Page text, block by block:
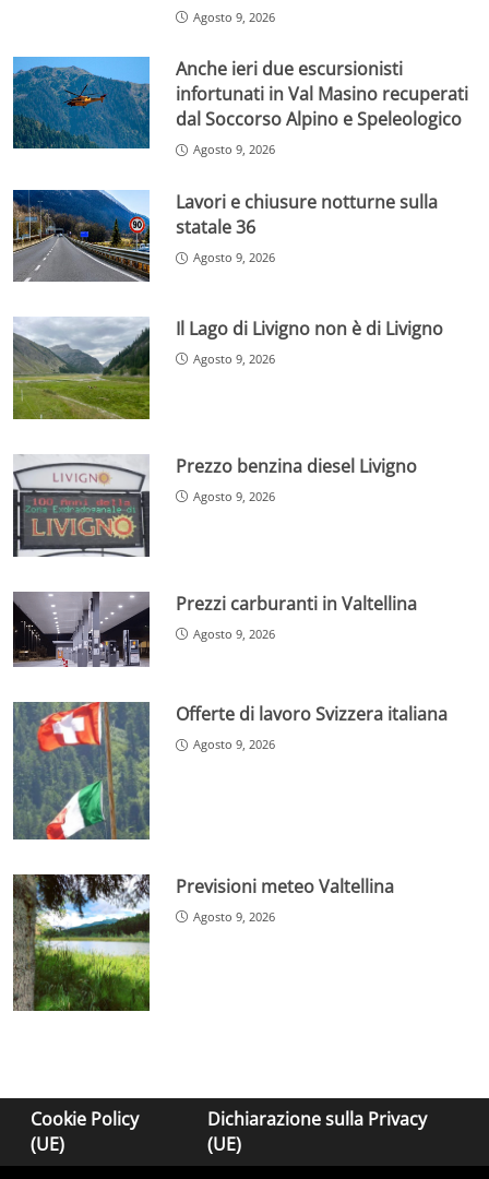
Agosto 9, 2026
Anche ieri due escursionisti
infortunati in Val Masino recuperati
dal Soccorso Alpino e Speleologico
Agosto 9, 2026
Lavori e chiusure notturne sulla
statale 36
Agosto 9, 2026
Il Lago di Livigno non è di Livigno
Agosto 9, 2026
Prezzo benzina diesel Livigno
Agosto 9, 2026
Prezzi carburanti in Valtellina
Agosto 9, 2026
Offerte di lavoro Svizzera italiana
Agosto 9, 2026
Previsioni meteo Valtellina
Agosto 9, 2026
Cookie Policy
(UE)
Dichiarazione sulla Privacy
(UE)